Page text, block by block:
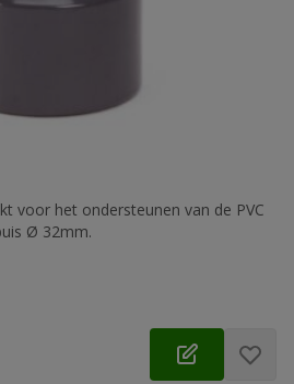
voor het ondersteunen van de PVC
Ø 32mm.